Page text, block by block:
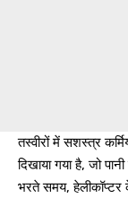
तस्वीरों में सशस्त्र
दिखाया गया है, जो
भरते समय,